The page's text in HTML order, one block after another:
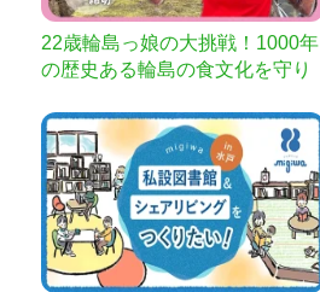
22歳輪島っ娘の大挑戦！1000年
の歴史ある輪島の食文化を守り